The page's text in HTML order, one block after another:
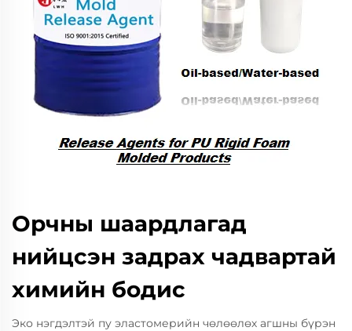
Орчны шаардлагад
нийцсэн задрах чадвартай
химийн бодис
Эко нэгдэлтэй пу эластомерийн чөлөөлөх агшны бүрэн